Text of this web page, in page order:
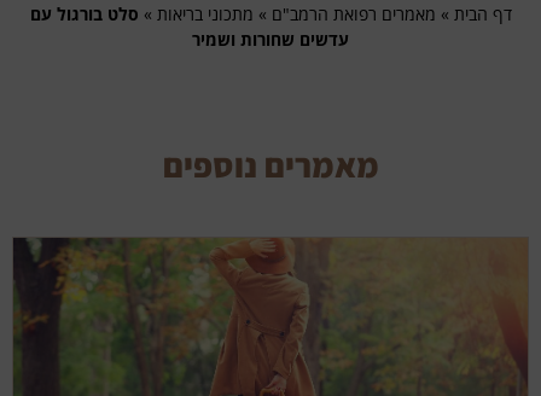
דף הבית » מאמרים רפואת הרמב"ם » מתכוני בריאות » סלט בורגול עם
עדשים שחורות ושמיר
מאמרים נוספים